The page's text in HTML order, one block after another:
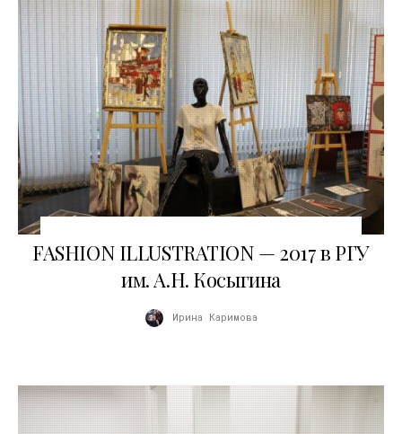
FASHION ILLUSTRATION — 2017 в РГУ
им. А.Н. Косыгина
Ирина Каримова